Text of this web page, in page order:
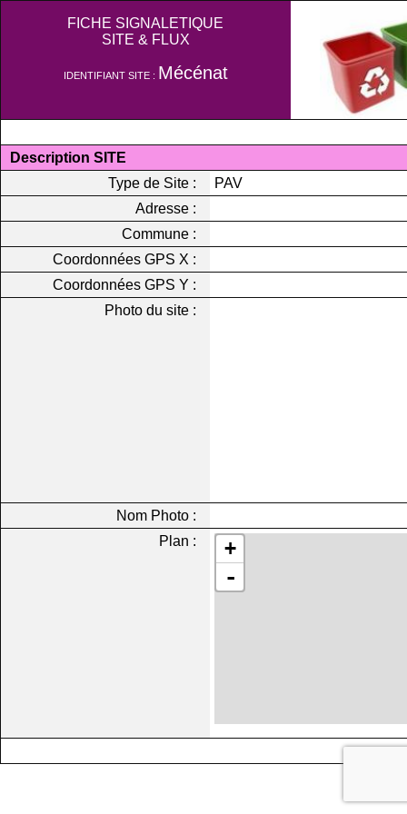
FICHE SIGNALETIQUE
SITE & FLUX
IDENTIFIANT SITE : Mécénat
Description SITE
Type de Site :
PAV
Adresse :
Commune :
Coordonnées GPS X :
Coordonnées GPS Y :
Photo du site :
Nom Photo :
Plan :
+
-